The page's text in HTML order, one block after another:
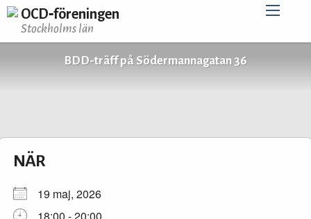
OCD‑föreningen
Stockholms län
BDD-träff på Södermannagatan 36
NÄR
19 maj, 2026